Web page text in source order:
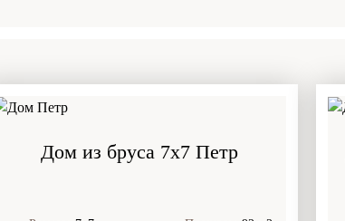
Дом из бруса 7x7 Петр